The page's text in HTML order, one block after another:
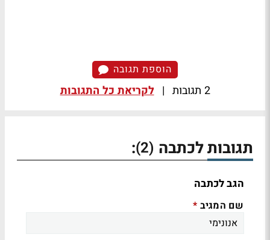
הוספת תגובה
2 תגובות | לקריאת כל התגובות
תגובות לכתבה (2)
:
הגב לכתבה
שם המגיב *